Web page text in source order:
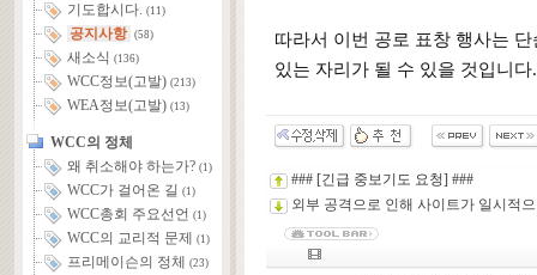
기도합시다. (11)
공지사항 (58)
새소식 (136)
WCC정보(고발) (213)
WEA정보(고발) (13)
WCC의 정체
왜 취소해야 하는가? (1)
WCC가 걸어온 길 (1)
WCC총회 주요선언 (1)
WCC의 교리적 문제 (1)
프리메이슨의 정체 (23)
따라서 이번 공로 표창 행사는
있는 자리가 될 수 있을 것입니다.
### [긴급 중보기도 요청] ###
외부 공격으로 인해 사이트가 일시적